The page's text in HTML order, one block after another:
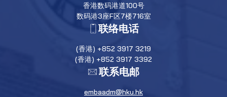
香港数码港道100号
数码港3座F区7楼716室
联络电话
(香港) +852 3917 3219
(香港) +852 3917 3392
联系电邮
embaadm@hku.hk